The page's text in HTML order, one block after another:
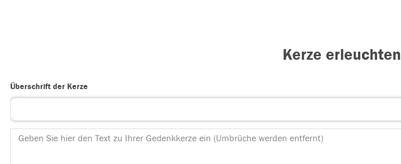
Kerze erleuchten
Überschrift der Kerze